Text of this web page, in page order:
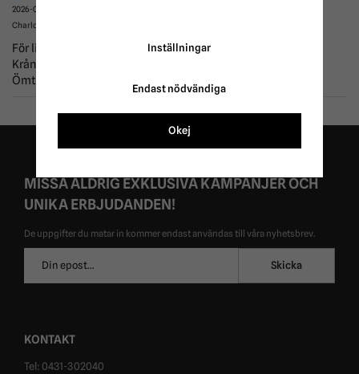
2026-06-11
Charlotta
För litet för min cob c-ponny.
Krångligt att sätta på magplattan.
Ömtåligt. Gick hål i tyget efter 30 minuter i hagen. I
MISSA ALDRIG EXKLUSIVA KAMPANJER OCH
UNIKA ERBJUDANDEN!
De uppgifter du matar in kommer endast användas till våra nyhetsbrev.
postadress
Skicka
KONTAKT
Tel: 0431-302040
Inställningar
Endast nödvändiga
Okej